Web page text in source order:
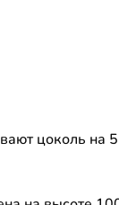
цоколь на 5